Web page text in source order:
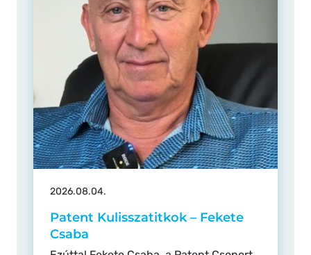
2026.08.04.
Patent Kulisszatitkok – Fekete
Csaba